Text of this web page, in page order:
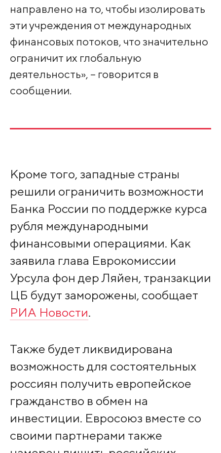
направлено на то, чтобы изолировать
эти учреждения от международных
финансовых потоков, что значительно
ограничит их глобальную
деятельность», – говорится в
сообщении.
Кроме того, западные страны
решили ограничить возможности
Банка России по поддержке курса
рубля международными
финансовыми операциями. Как
заявила глава Еврокомиссии
Урсула фон дер Ляйен, транзакции
ЦБ будут заморожены, сообщает
РИА Новости.
Также будет ликвидирована
возможность для состоятельных
россиян получить европейское
гражданство в обмен на
инвестиции. Евросоюз вместе со
своими партнерами также